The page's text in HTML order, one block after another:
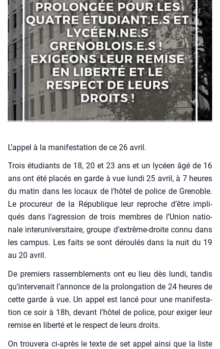
L’appel à la manifestation de ce 26 avril.
Trois étu­diants de 18, 20 et 23 ans et un lycéen âgé de 16
ans ont été pla­cés en garde à vue lun­di 25 avril, à 7 heures
du matin dans les locaux de l’hôtel de police de Gre­noble.
Le pro­cu­reur de la Répu­blique leur reproche d’être impli­
qués dans l’agression de trois membres de l’Union natio­
nale inter­uni­ver­si­taire, groupe d’extrême-droite connu dans
les cam­pus. Les faits se sont dérou­lés dans la nuit du 19
au 20 avril.
De pre­miers ras­sem­ble­ments ont eu lieu dès lun­di, tan­dis
qu’intervenait l’annonce de la pro­lon­ga­tion de 24 heures de
cette garde à vue. Un appel est lan­cé pour une mani­fes­ta­
tion ce soir à 18h, devant l’hôtel de police, pour exi­ger leur
remise en liber­té et le res­pect de leurs droits.
On trou­ve­ra ci-après le texte de set appel ain­si que la liste